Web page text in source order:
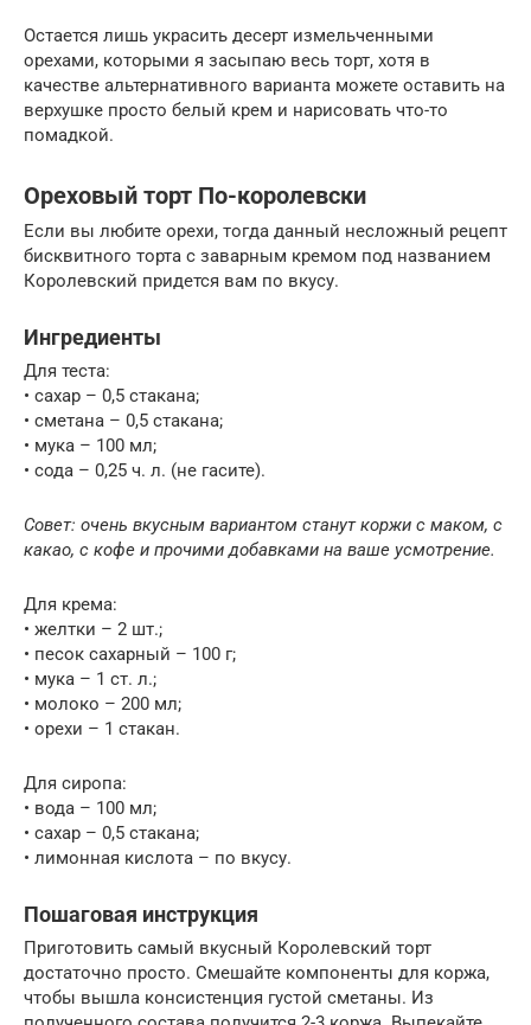
Остается лишь украсить десерт измельченными
орехами, которыми я засыпаю весь торт, хотя в
качестве альтернативного варианта можете оставить на
верхушке просто белый крем и нарисовать что-то
помадкой.
Ореховый торт По-королевски
Если вы любите орехи, тогда данный несложный рецепт
бисквитного торта с заварным кремом под названием
Королевский придется вам по вкусу.
Ингредиенты
Для теста:
• сахар – 0,5 стакана;
• сметана – 0,5 стакана;
• мука – 100 мл;
• сода – 0,25 ч. л. (не гасите).
Совет: очень вкусным вариантом станут коржи с маком, с
какао, с кофе и прочими добавками на ваше усмотрение.
Для крема:
• желтки – 2 шт.;
• песок сахарный – 100 г;
• мука – 1 ст. л.;
• молоко – 200 мл;
• орехи – 1 стакан.
Для сиропа:
• вода – 100 мл;
• сахар – 0,5 стакана;
• лимонная кислота – по вкусу.
Пошаговая инструкция
Приготовить самый вкусный Королевский торт
достаточно просто. Смешайте компоненты для коржа,
чтобы вышла консистенция густой сметаны. Из